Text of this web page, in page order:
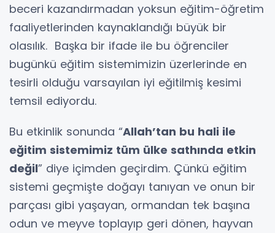
beceri kazandırmadan yoksun eğitim-öğretim
faaliyetlerinden kaynaklandığı büyük bir
olasılık. Başka bir ifade ile bu öğrenciler
bugünkü eğitim sistemimizin üzerlerinde en
tesirli olduğu varsayılan iyi eğitilmiş kesimi
temsil ediyordu.
Bu etkinlik sonunda “Allah’tan bu hali ile
eğitim sistemimiz tüm ülke sathında etkin
değil” diye içimden geçirdim. Çünkü eğitim
sistemi geçmişte doğayı tanıyan ve onun bir
parçası gibi yaşayan, ormandan tek başına
odun ve meyve toplayıp geri dönen, hayvan